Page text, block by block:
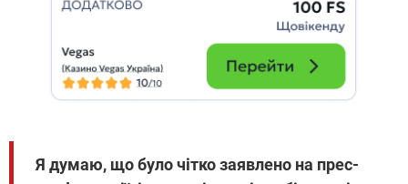
Я думаю, що було чітко заявлено на прес-